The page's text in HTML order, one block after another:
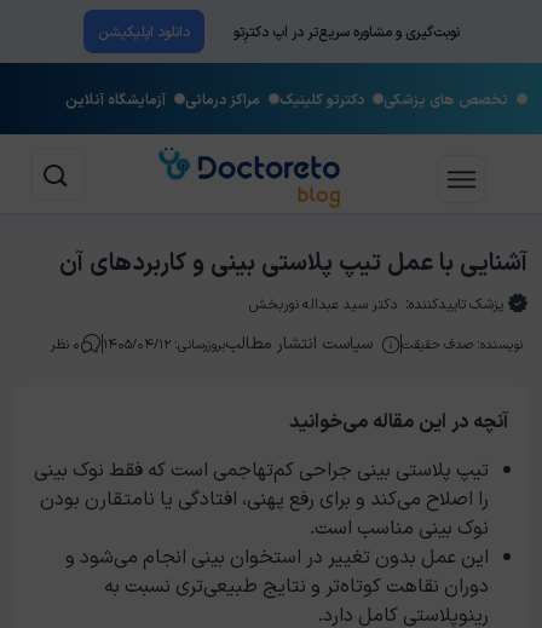
نوبت‌گیری و مشاوره سریع‌تر در اپ دکترِتو دانلود اپلیکیشن
تخصص های پزشکی دکترتو کلینیک مراکز درمانی آزمایشگاه آنلاین
آشنایی با عمل تیپ پلاستی بینی و کاربردهای آن
پزشک تاییدکننده: دکتر سید عبداله نوربخش
نویسنده: صدف حقیقت سیاست انتشار مطالببروزرسانی: ۱۴۰۵/۰۴/۱۲ ۰ نظر
آنچه در این مقاله می‌خوانید
تیپ پلاستی بینی جراحی کم‌تهاجمی است که فقط نوک بینی
را اصلاح می‌کند و برای رفع پهنی، افتادگی یا نامتقارن بودن
نوک بینی مناسب است.
این عمل بدون تغییر در استخوان بینی انجام می‌شود و
دوران نقاهت کوتاه‌تر و نتایج طبیعی‌تری نسبت به
رینوپلاستی کامل دارد.